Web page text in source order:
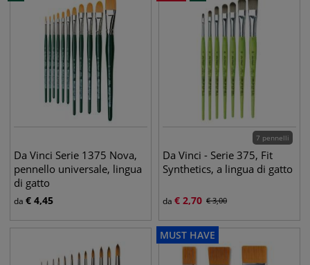
Da Vinci Serie 1375 Nova,
pennello universale, lingua
di gatto
da € 4,45
7 pennelli
Da Vinci - Serie 375, Fit
Synthetics, a lingua di gatto
da € 2,70 €3,00
MUST HAVE